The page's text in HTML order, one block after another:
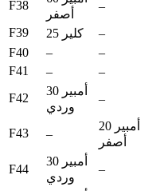
F38
أصفر
–
F39
25 كلير –
F40
– –
F41
– –
F42
30 أمبير
وردي
–
F43 –
20 أمبير
أصفر
F44
30 أمبير
وردي
–